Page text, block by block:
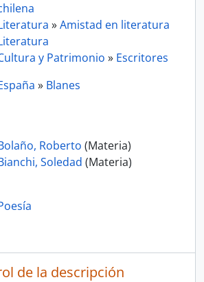
»Amistad en literatura
y Patrimonio » Escritores
» Blanes
Roberto (Materia)
Soledad (Materia)
de la descripción